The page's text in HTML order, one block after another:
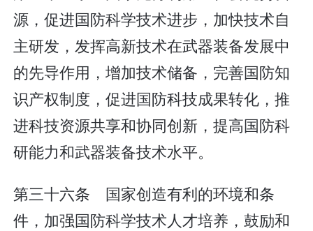
源，促进国防科学技术进步，加快技术自
主研发，发挥高新技术在武器装备发展中
的先导作用，增加技术储备，完善国防知
识产权制度，促进国防科技成果转化，推
进科技资源共享和协同创新，提高国防科
研能力和武器装备技术水平。
第三十六条 国家创造有利的环境和条
件，加强国防科学技术人才培养，鼓励和